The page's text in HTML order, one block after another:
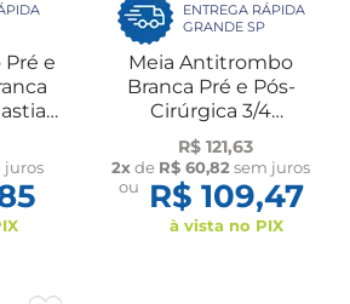
e
a
juros
ENTREGA RÁPIDA
GRANDE SP
Meia Antitrombo
Branca Pré e Pós-
Cirúrgica 3/4
Abdominoplastia
Bariátrica Lipo 15 a
21mmHg Venomed
R$ 121,63
2xde R$ 60,82sem juros
ou
R$ 109,47
à vista no PIX